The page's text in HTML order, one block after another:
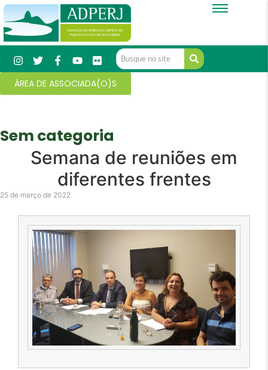
ÁREA DE ASSOCIADA(O)S
Sem categoria
Semana de reuniões em
diferentes frentes
25 de março de 2022